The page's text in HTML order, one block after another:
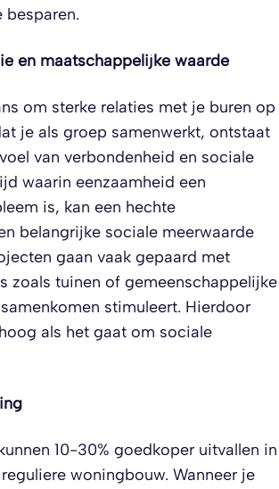
besparen.
en maatschappelijke waarde
om sterke relaties met je buren op
je als groep samenwerkt, ontstaat
van verbondenheid en sociale
waarin eenzaamheid een
is, kan een hechte
belangrijke sociale meerwaarde
gaan vaak gepaard met
zoals tuinen of gemeenschappelijke
stimuleert. Hierdoor
als het gaat om sociale
10-30% goedkoper uitvallen in
woningbouw. Wanneer je